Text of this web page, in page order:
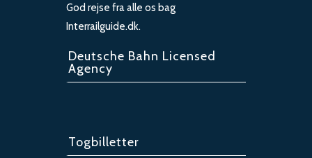
God rejse fra alle os bag
Interrailguide.dk.
Deutsche Bahn Licensed
Agency
Togbilletter